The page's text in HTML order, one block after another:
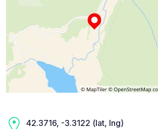
42.3716, -3.3122 (lat, lng)